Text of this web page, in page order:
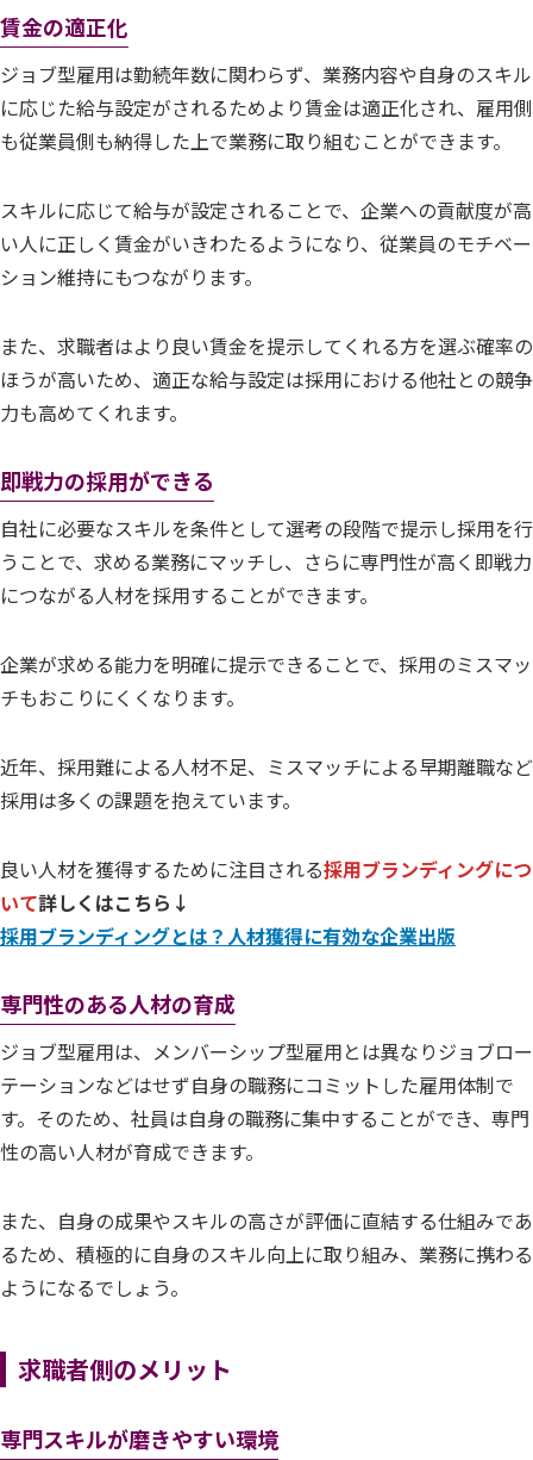
賃金の適正化
ジョブ型雇用は勤続年数に関わらず、業務内容や自身のスキル
に応じた給与設定がされるためより賃金は適正化され、雇用側
も従業員側も納得した上で業務に取り組むことができます。
スキルに応じて給与が設定されることで、企業への貢献度が高
い人に正しく賃金がいきわたるようになり、従業員のモチベー
ション維持にもつながります。
また、求職者はより良い賃金を提示してくれる方を選ぶ確率の
ほうが高いため、適正な給与設定は採用における他社との競争
力も高めてくれます。
即戦力の採用ができる
自社に必要なスキルを条件として選考の段階で提示し採用を行
うことで、求める業務にマッチし、さらに専門性が高く即戦力
につながる人材を採用することができます。
企業が求める能力を明確に提示できることで、採用のミスマッ
チもおこりにくくなります。
近年、採用難による人材不足、ミスマッチによる早期離職など
採用は多くの課題を抱えています。
良い人材を獲得するために注目される採用ブランディングにつ
いて詳しくはこちら↓
採用ブランディングとは？人材獲得に有効な企業出版
専門性のある人材の育成
ジョブ型雇用は、メンバーシップ型雇用とは異なりジョブロー
テーションなどはせず自身の職務にコミットした雇用体制で
す。そのため、社員は自身の職務に集中することができ、専門
性の高い人材が育成できます。
また、自身の成果やスキルの高さが評価に直結する仕組みであ
るため、積極的に自身のスキル向上に取り組み、業務に携わる
ようになるでしょう。
求職者側のメリット
専門スキルが磨きやすい環境